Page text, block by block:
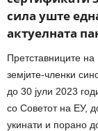
сила уште
актуелната
Претставниците
земјите-членки
до 30 јули 2023
со Советот на ЕУ,
укинати и порано